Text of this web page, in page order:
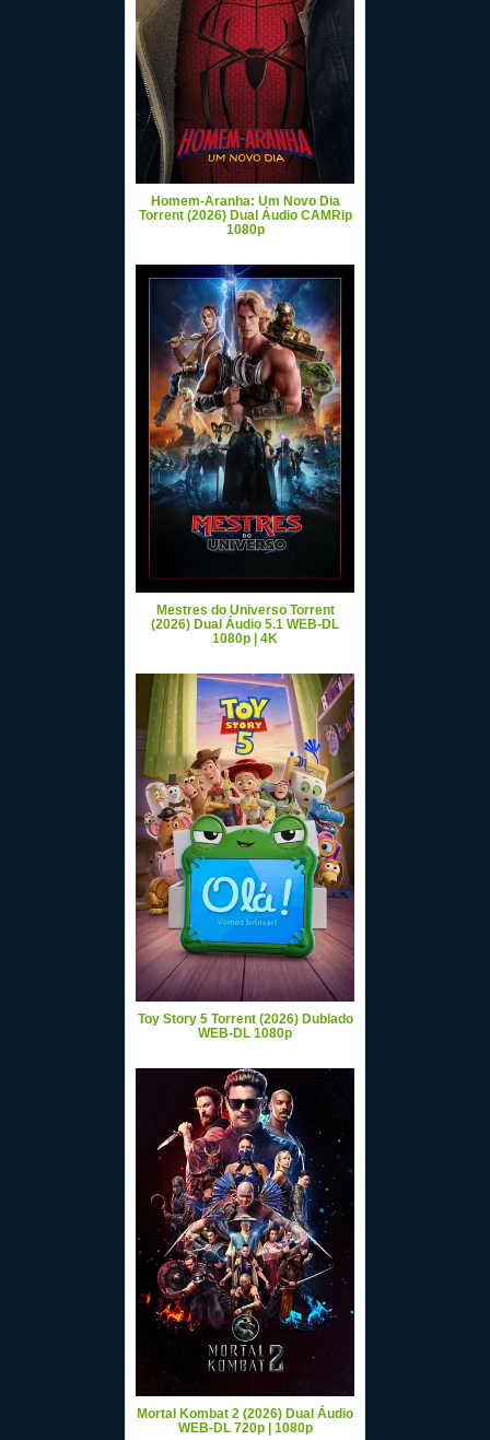
Homem-Aranha: Um Novo Dia
Torrent (2026) Dual Áudio CAMRip
1080p
Mestres do Universo Torrent
(2026) Dual Áudio 5.1 WEB-DL
1080p | 4K
Toy Story 5 Torrent (2026) Dublado
WEB-DL 1080p
Mortal Kombat 2 (2026) Dual Áudio
WEB-DL 720p | 1080p